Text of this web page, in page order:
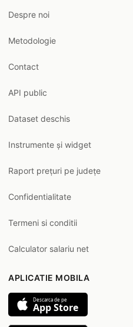
Despre noi
Metodologie
Contact
API public
Dataset deschis
Instrumente și widget
Raport prețuri pe județe
Confidentialitate
Termeni si conditii
Calculator salariu net
APLICATIE MOBILA
Descarca de pe
App Store